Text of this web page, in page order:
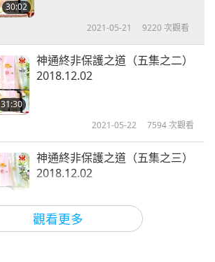
觀看更多
30:02
2021-05-21 9220 次觀看
31:30
神通終非保護之道（五集之二）
2018.12.02
2021-05-22 7594次觀看
神通終非保護之道（五集之三）
2018.12.02